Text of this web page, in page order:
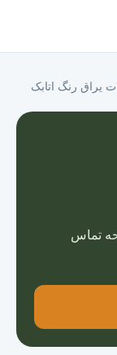
یراق رنگ اتابک
تماس